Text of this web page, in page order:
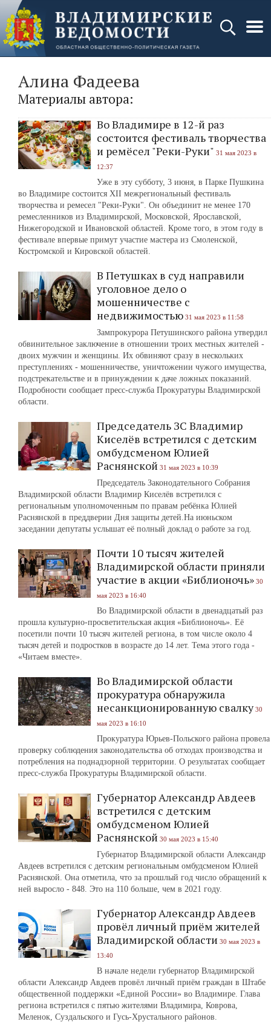
Алина Фадеева
Материалы автора:
Во Владимире в 12-й раз
состоится фестиваль творчества
и ремёсел "Реки-Руки" 31 мая 2023 в
12:37
Уже в эту субботу, 3 июня, в Парке Пушкина
во Владимире состоится XII межрегиональный фестиваль
творчества и ремесел "Реки-Руки". Он объединит не менее 170
ремесленников из Владимирской, Московской, Ярославской,
Нижегородской и Ивановской областей. Кроме того, в этом году в
фестивале впервые примут участие мастера из Смоленской,
Костромской и Кировской областей.
В Петушках в суд направили
уголовное дело о
мошенничестве с
недвижимостью 31 мая 2023 в 11:58
Зампрокурора Петушинского района утвердил
обвинительное заключение в отношении троих местных жителей -
двоих мужчин и женщины. Их обвиняют сразу в нескольких
преступлениях - мошенничестве, уничтожении чужого имущества,
подстрекательстве и в принуждении к даче ложных показаний.
Подробности сообщает пресс-служба Прокуратуры Владимирской
области.
Председатель ЗС Владимир
Киселёв встретился с детским
омбудсменом Юлией
Раснянской 31 мая 2023 в 10:39
Председатель Законодательного Собрания
Владимирской области Владимир Киселёв встретился с
региональным уполномоченным по правам ребёнка Юлией
Раснянской в преддверии Дня защиты детей.На июньском
заседании депутаты услышат её полный доклад о работе за год.
Почти 10 тысяч жителей
Владимирской области приняли
участие в акции «Библионочь» 30
мая 2023 в 16:40
Во Владимирской области в двенадцатый раз
прошла культурно-просветительская акция «Библионочь». Её
посетили почти 10 тысяч жителей региона, в том числе около 4
тысяч детей и подростков в возрасте до 14 лет. Тема этого года -
«Читаем вместе».
Во Владимирской области
прокуратура обнаружила
несанкционированную свалку 30
мая 2023 в 16:10
Прокуратура Юрьев-Польского района провела
проверку соблюдения законодательства об отходах производства и
потребления на поднадзорной территории. О результатах сообщает
пресс-служба Прокуратуры Владимирской области.
Губернатор Александр Авдеев
встретился с детским
омбудсменом Юлией
Раснянской 30 мая 2023 в 15:40
Губернатор Владимирской области Александр
Авдеев встретился с детским региональным омбудсменом Юлией
Раснянской. Она отметила, что за прошлый год число обращений к
ней выросло - 848. Это на 110 больше, чем в 2021 году.
Губернатор Александр Авдеев
провёл личный приём жителей
Владимирской области 30 мая 2023 в
13:40
В начале недели губернатор Владимирской
области Александр Авдеев провёл личный приём граждан в Штабе
общественной поддержки «Единой России» во Владимире. Глава
региона встретился с пятью жителями Владимира, Коврова,
Меленок, Суздальского и Гусь-Хрустального районов.